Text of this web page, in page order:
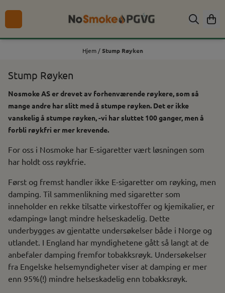
Hopp til innhold
Hjem /Stump Røyken
Stump Røyken
Nosmoke AS er drevet av forhenværende røykere, som så
mange andre har slitt med å stumpe røyken. Det er ikke
vanskelig å stumpe røyken, -vi har sluttet 100 ganger, men å
forbli røykfri er mer krevende.
For oss i Nosmoke har E-sigaretter vært løsningen som
har holdt oss røykfrie.
Først og fremst handler ikke E-sigaretter om røyking, men
damping. Til sammenlikning med sigaretter som
inneholder en rekke tilsatte virkestoffer og kjemikalier, er
«damping» langt mindre helseskadelig. Dette
underbygges av gjentatte undersøkelser både i Norge og
utlandet. I England har myndighetene gått så langt at de
anbefaler damping fremfor tobakksrøyk. Undersøkelser
fra Engelske helsemyndigheter viser at damping er mer
enn 95%(!) mindre helseskadelig enn tobakksrøyk.